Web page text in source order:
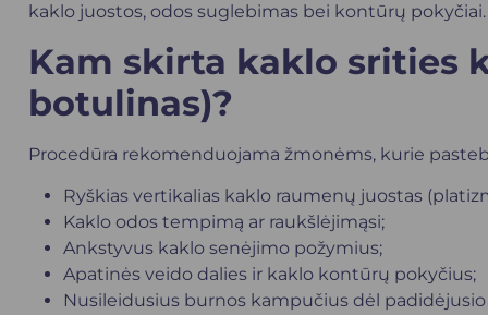
kaklo juostos, odos suglebimas bei kontūrų pokyčiai.
Kam skirta kaklo srities
botulinas)?
Procedūra rekomenduojama žmonėms, kurie
Ryškias vertikalias kaklo raumenų juostas
Kaklo odos tempimą ar raukšlėjimąsi;
Ankstyvus kaklo senėjimo požymius;
Apatinės veido dalies ir kaklo kontūrų pokyčius;
Nusileidusius burnos kampučius dėl